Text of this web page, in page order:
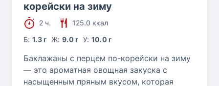
корейски на зиму
2 ч.
125.0 ккал
Б:1.3 г Ж: 9.0 г У: 10.0 г
Баклажаны с перцем по-корейски на зиму
— это ароматная овощная закуска с
насыщенным пряным вкусом, которая